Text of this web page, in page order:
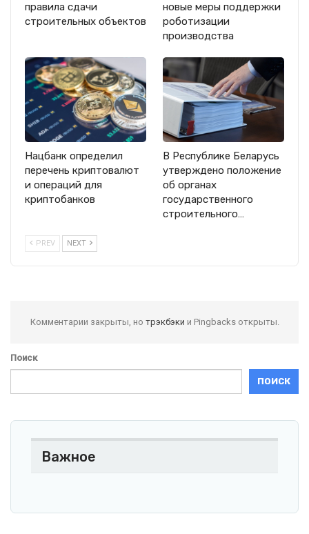
правила сдачи
строительных объектов
новые меры поддержки
роботизации
производства
Нацбанк определил
перечень криптовалют
и операций для
криптобанков
В Республике Беларусь
утверждено положение
об органах
государственного
строительного…
PREV NEXT
Комментарии закрыты, но трэкбэки и Pingbacks открыты.
Поиск
ПОИСК
Важное